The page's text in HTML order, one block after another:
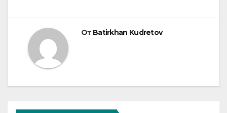
От Batirkhan Kudretov